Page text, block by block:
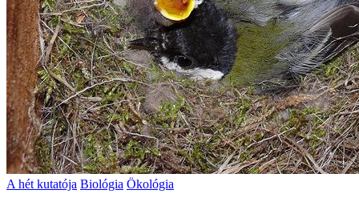
A hét kutatója Biológia Ökológia